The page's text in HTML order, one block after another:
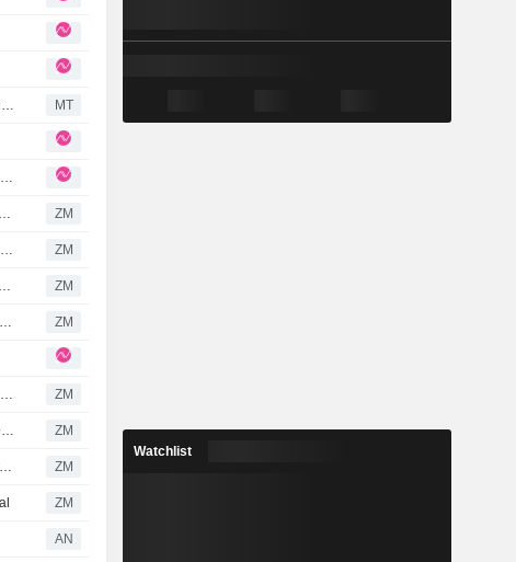
BofA betrachtet bevorstehendes Strategie-Update der Banca Monte dei Paschi di Siena als entscheidenden Impulsgeber; Kaufempfehlung bekräftigt MT
Banca Monte Dei Paschi Siena: Gute Einzelergebnisse, Warten auf den aktualisierten Geschäftsplan
BANCA MONTE DEI PASCHI DI SIENA S.P.A. : Ist für Autonomous Research nicht mehr eine Verkaufs-, sondern eine Kaufgelegenheit ZM
BANCA MONTE DEI PASCHI DI SIENA S.P.A. : Von Neutral zu Kaufen bei Jefferies & Co. ZM
BANCA MONTE DEI PASCHI DI SIENA S.P.A. : AlphaValue/Baader Europe erhöht seine Kaufempfehlung ZM
BANCA MONTE DEI PASCHI DI SIENA S.P.A. : erhält Kaufen-Rating von AlphaValue/Baader Europe ZM
BANCA MONTE DEI PASCHI DI SIENA S.P.A. : Keefe, Bruyette & Woods gibt eine neutrale Bewertung ab ZM
BANCA MONTE DEI PASCHI DI SIENA S.P.A. : Deutsche Bank Research gibt eine Kauf-Bewertung ab ZM
BANCA MONTE DEI PASCHI DI SIENA S.P.A. : Deutsche Bank Research ist jetzt neutral ZM
ZM
AN
Watchlist